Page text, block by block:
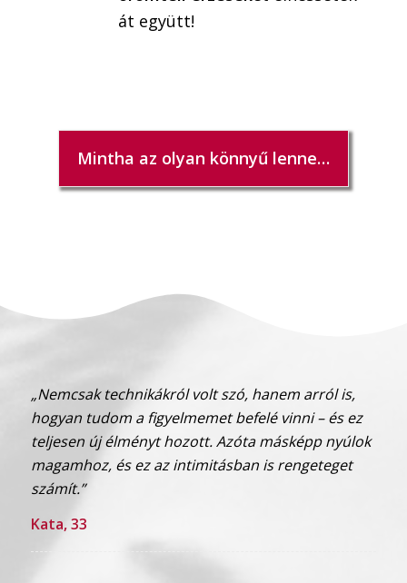
át együtt!
Mintha az olyan könnyű lenne…
„Nemcsak technikákról volt szó, hanem arról is,
hogyan tudom a figyelmemet befelé vinni – és ez
teljesen új élményt hozott. Azóta másképp nyúlok
magamhoz, és ez az intimitásban is rengeteget
számít.”
Kata, 33